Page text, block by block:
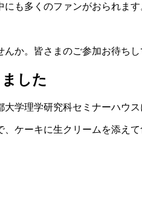
も多くのファンがおられます
か。皆さまのご参加お待ちし
した
学理学研究科セミナーハウス
ケーキに生クリームを添え